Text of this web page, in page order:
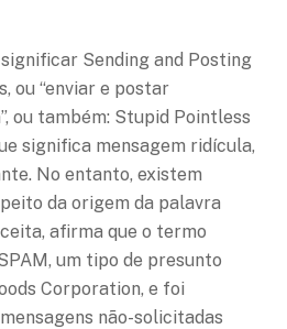
Sending and Posting
ou “enviar e postar
ou também: Stupid Pointless
significa mensagem ridícula,
No entanto, existem
da origem da palavra
afirma que o termo
um tipo de presunto
Corporation, e foi
não-solicitadas